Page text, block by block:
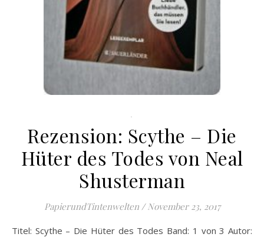
.
Rezension: Scythe – Die
Hüter des Todes von Neal
Shusterman
PapierundTintenwelten / November 23, 2017
Titel: Scythe – Die Hüter des Todes Band: 1 von 3 Autor: